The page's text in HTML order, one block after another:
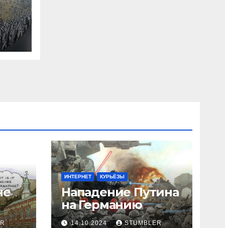
ИНТЕРНЕТ КУРЬЁЗЫ
Нападение Путина
на Германию
14.10.2024 STUMBLER